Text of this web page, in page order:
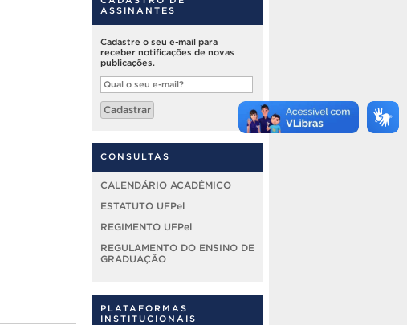
ASSINANTES
Cadastre o seu e-mail para
receber notificações de novas
publicações.
Qual
o
seu
e-
Cadastrar
CONSULTAS
CALENDÁRIO ACADÊMICO
ESTATUTO UFPel
REGIMENTO UFPel
REGULAMENTO DO ENSINO DE
GRADUAÇÃO
PLATAFORMAS
INSTITUCIONAIS